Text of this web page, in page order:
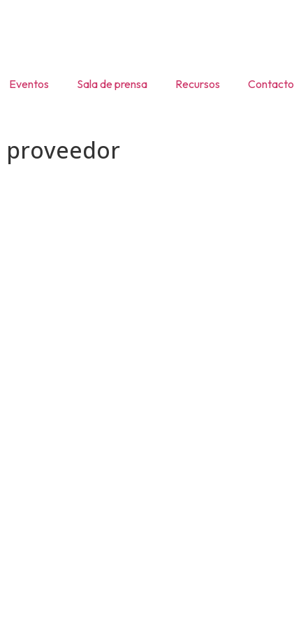
Eventos Sala de prensa Recursos Contacto
proveedor